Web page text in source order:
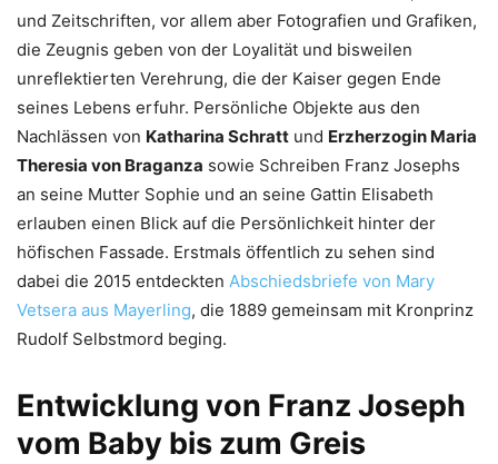
und Zeitschriften, vor allem aber Fotografien und Grafiken,
die Zeugnis geben von der Loyalität und bisweilen
unreflektierten Verehrung, die der Kaiser gegen Ende
seines Lebens erfuhr. Persönliche Objekte aus den
Nachlässen von Katharina Schratt und Erzherzogin Maria
Theresia von Braganza sowie Schreiben Franz Josephs
an seine Mutter Sophie und an seine Gattin Elisabeth
erlauben einen Blick auf die Persönlichkeit hinter der
höfischen Fassade. Erstmals öffentlich zu sehen sind
dabei die 2015 entdeckten Abschiedsbriefe von Mary
Vetsera aus Mayerling, die 1889 gemeinsam mit Kronprinz
Rudolf Selbstmord beging.
Entwicklung von Franz Joseph
vom Baby bis zum Greis